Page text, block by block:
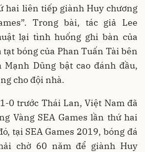
hai liên tiếp giành Huy chương
Trong bài, tác giả Lee
lại tình huống ghi bàn của
bóng của Phan Tuấn Tài bên
Dũng bật cao đánh đầu,
cho đội nhà.
0 trước Thái Lan, Việt Nam đã
Vàng SEA Games lần thứ hai
tại SEA Games 2019, bóng đá
chờ 60 năm để giành Huy